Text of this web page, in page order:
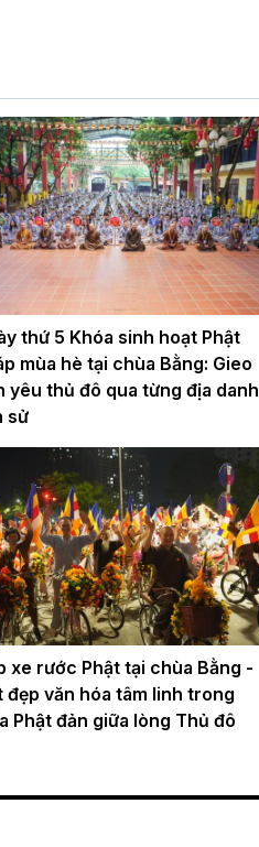
thứ 5 Khóa sinh hoạt Phật
mùa hè tại chùa Bằng: Gieo
yêu thủ đô qua từng địa danh
sử
xe rước Phật tại chùa Bằng -
đẹp văn hóa tâm linh trong
Phật đản giữa lòng Thủ đô